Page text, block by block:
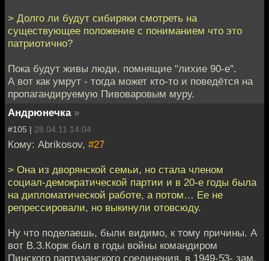
> Долго ли будут сибиряки смотреть на
существующее положение с пониманием что это
патриотично?
Пока будут живы люди, помнящие "лихие 90-е".
А вот как умрут - тогда может кто-то и поведётся на
пропагандируемую Пивоваровым муру.
Андрюнечка »
#105 | 28.04.11 14:04
Кому: Abrikosov, #27
> Она из дворянской семьи, но стала членом
социал-демократической партии и в 20-е годы была
на дипломатической работе, а потом… Ее не
репрессировали, но выкинули отовсюду.
Ну что поделаешь, были видимо, к тому причины. А
вот В.З.Корж был в годы войны командиром
Пинского партизанского соединения, в 1949-53- зам.